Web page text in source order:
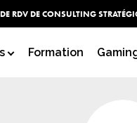
RDV DE CONSULTING
Formation
LP